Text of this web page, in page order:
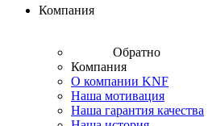
Компания
Обратно
Компания
О компании KNF
Наша мотивация
Наша гарантия качества